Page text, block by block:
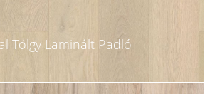
Tölgy Laminált Padló